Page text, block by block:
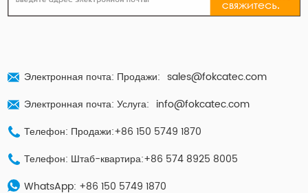
Электронная почта: Продажи: sales@fokcatec.com
Электронная почта: Услуга: info@fokcatec.com
Телефон: Продажи:+86 150 5749 1870
Телефон: Штаб-квартира:+86 574 8925 8005
WhatsApp: +86 150 5749 1870